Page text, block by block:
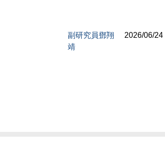
副研究員鄧翔
靖
2026/06/24